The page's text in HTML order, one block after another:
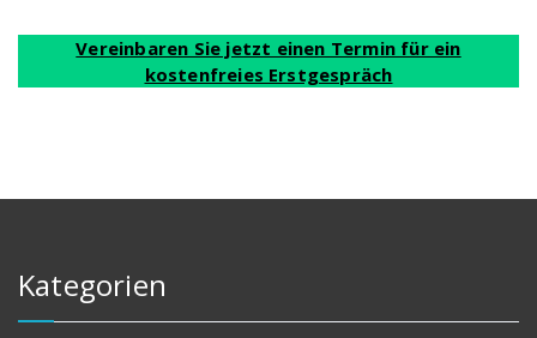
Vereinbaren Sie jetzt einen Termin für ein
kostenfreies Erstgespräch
Kategorien